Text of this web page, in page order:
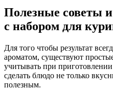
Полезные советы
с набором для
Для того чтобы результат
ароматом, существуют
учитывать при
сделать блюдо не только
полезным.